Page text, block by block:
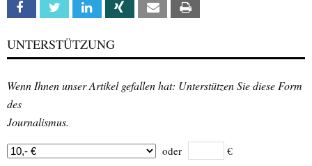
Facebook Twitter Linkedin Xing Email
UNTERSTÜTZUNG
Wenn Ihnen unser Artikel gefallen hat: Unterstützen Sie diese Form
des
Journalismus.
oder €